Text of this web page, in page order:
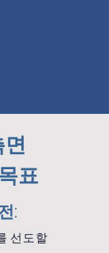
표
:
선도할